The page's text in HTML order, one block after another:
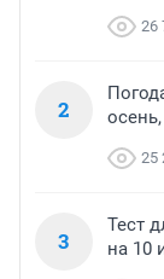
26
2
25
3
Тест
на 10